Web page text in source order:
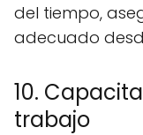
del tiempo,
adecuado
10.
trabajo